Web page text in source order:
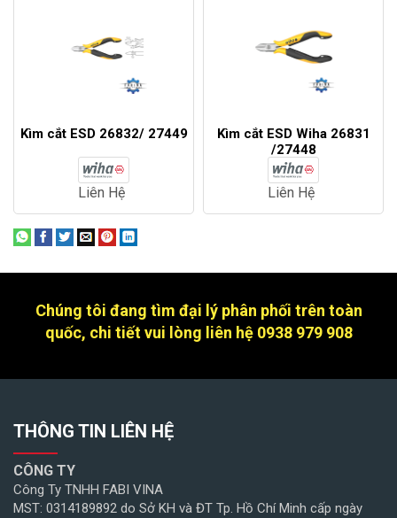
Kìm cắt ESD 26832/ 27449
Liên Hệ
Kìm cắt ESD Wiha 26831
/27448
Liên Hệ
Chúng tôi đang tìm đại lý phân phối trên toàn
quốc, chi tiết vui lòng liên hệ 0938 979 908
THÔNG TIN LIÊN HỆ
CÔNG TY
Công Ty TNHH FABI VINA
MST: 0314189892 do Sở KH và ĐT Tp. Hồ Chí Minh cấp ngày